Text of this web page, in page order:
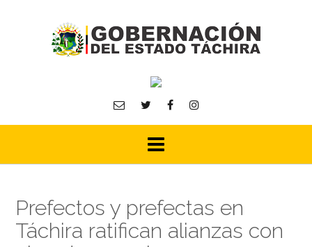
Prefectos y prefectas en
Táchira ratifican alianzas con